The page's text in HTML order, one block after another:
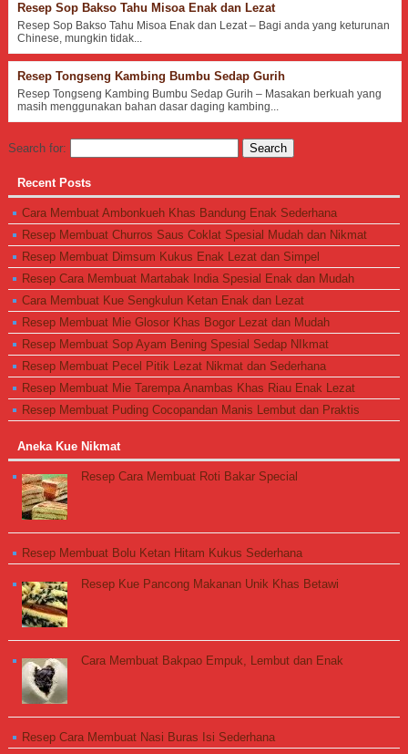
Resep Sop Bakso Tahu Misoa Enak dan Lezat
Resep Sop Bakso Tahu Misoa Enak dan Lezat – Bagi anda yang keturunan
Chinese, mungkin tidak...
Resep Tongseng Kambing Bumbu Sedap Gurih
Resep Tongseng Kambing Bumbu Sedap Gurih – Masakan berkuah yang
masih menggunakan bahan dasar daging kambing...
Search for:
Recent Posts
Cara Membuat Ambonkueh Khas Bandung Enak Sederhana
Resep Membuat Churros Saus Coklat Spesial Mudah dan Nikmat
Resep Membuat Dimsum Kukus Enak Lezat dan Simpel
Resep Cara Membuat Martabak India Spesial Enak dan Mudah
Cara Membuat Kue Sengkulun Ketan Enak dan Lezat
Resep Membuat Mie Glosor Khas Bogor Lezat dan Mudah
Resep Membuat Sop Ayam Bening Spesial Sedap NIkmat
Resep Membuat Pecel Pitik Lezat Nikmat dan Sederhana
Resep Membuat Mie Tarempa Anambas Khas Riau Enak Lezat
Resep Membuat Puding Cocopandan Manis Lembut dan Praktis
Aneka Kue Nikmat
Resep Cara Membuat Roti Bakar Special
Resep Membuat Bolu Ketan Hitam Kukus Sederhana
Resep Kue Pancong Makanan Unik Khas Betawi
Cara Membuat Bakpao Empuk, Lembut dan Enak
Resep Cara Membuat Nasi Buras Isi Sederhana